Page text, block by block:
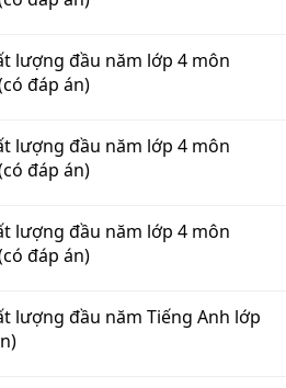
lượng đầu năm lớp 4 môn
đáp án)
lượng đầu năm lớp 4 môn
đáp án)
lượng đầu năm lớp 4 môn
đáp án)
lượng đầu năm Tiếng Anh lớp